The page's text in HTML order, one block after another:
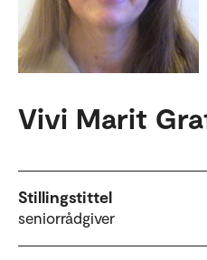
Vivi Marit
Stillingstittel
seniorrådgiver